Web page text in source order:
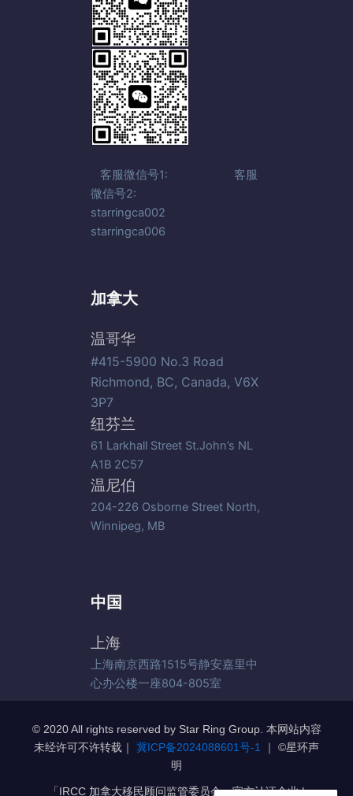
客服微信号1: 客服
微信号2:
starringca002
starringca006
加拿大
温哥华
#415-5900 No.3 Road
Richmond, BC, Canada, V6X
3P7
纽芬兰
61 Larkhall Street St.John’s NL
A1B 2C57
温尼伯
204-226 Osborne Street North,
Winnipeg, MB
中国
上海
上海南京西路1515号静安嘉里中
心办公楼一座804-805室
© 2020 All rights reserved by Star Ring Group. 本网站内容
未经许可不许转载｜ 冀ICP备2024088601号-1
｜ ©️星环声
明
「IRCC 加拿大移民顾问监管委员会」官方认证企业 |